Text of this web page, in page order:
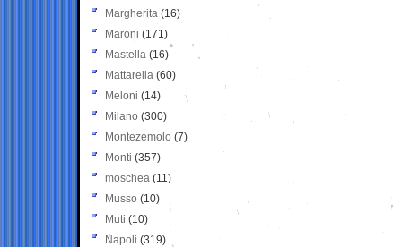
Margherita (16)
Maroni (171)
Mastella (16)
Mattarella (60)
Meloni (14)
Milano (300)
Montezemolo (7)
Monti (357)
moschea (11)
Musso (10)
Muti (10)
Napoli (319)